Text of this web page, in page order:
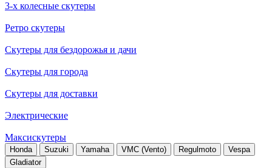
3-х колесные скутеры
Ретро скутеры
Скутеры для бездорожья и дачи
Скутеры для города
Скутеры для доставки
Электрические
Максискутеры
Honda Suzuki Yamaha VMC (Vento) Regulmoto
Vespa
Gladiator